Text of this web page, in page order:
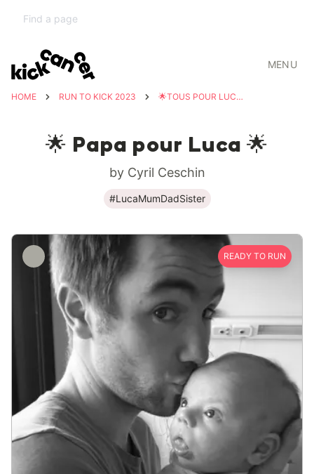
MENU
HOME RUN TO KICK 2023 🌟TOUS POUR LUCA 🌟
🌟 Papa pour Luca 🌟
by Cyril Ceschin
#LucaMumDadSister
READY TO RUN